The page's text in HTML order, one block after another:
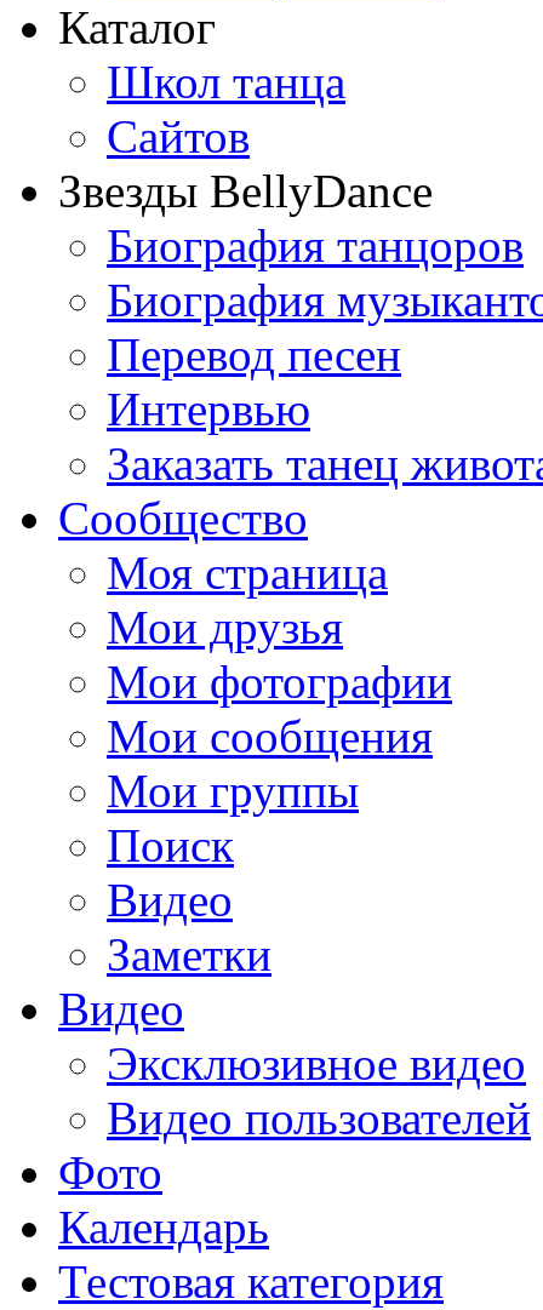
Каталог
Школ танца
Сайтов
Звезды BellyDance
Биография танцоров
Биография
Перевод песен
Интервью
Заказать танец
Сообщество
Моя страница
Мои друзья
Мои фотографии
Мои сообщения
Мои группы
Поиск
Видео
Заметки
Видео
Эксклюзивное видео
Видео пользователей
Фото
Календарь
Тестовая категория